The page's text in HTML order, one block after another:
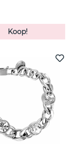
Koop!